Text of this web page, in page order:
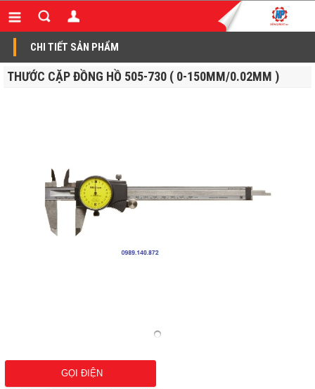
CHI TIẾT SẢN PHẨM
THƯỚC CẶP ĐỒNG HỒ 505-730 ( 0-150MM/0.02MM )
GỌI ĐIỆN